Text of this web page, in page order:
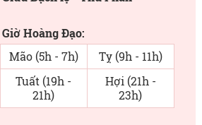
Giờ Hoàng Đạo:
Mão (5h - 7h)
Tỵ (9h - 11h)
Tuất (19h -
21h)
Hợi (21h -
23h)